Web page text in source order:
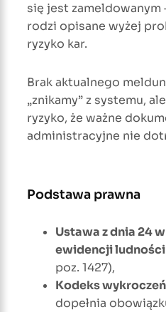
się jest zameldowanym
rodzi opisane wyżej
ryzyko kar.
Brak aktualnego
„znikamy” z systemu,
ryzyko, że ważne
administracyjne nie
Podstawa prawna
Ustawa z dnia 24
ewidencji ludności
poz. 1427),
Kodeks wykroczeń
dopełnia